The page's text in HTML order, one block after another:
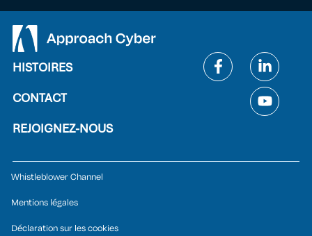
HISTOIRES
CONTACT
REJOIGNEZ-NOUS
Whistleblower Channel
Mentions légales
Déclaration sur les cookies